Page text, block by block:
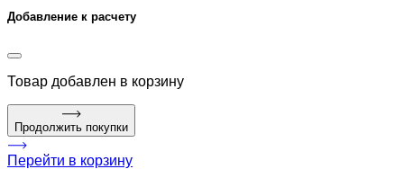
Добавление к расчету
Товар добавлен в корзину
Продолжить покупки
Перейти в корзину